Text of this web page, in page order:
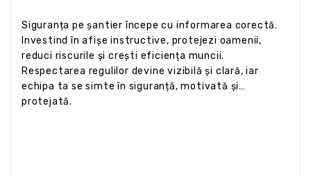
Siguranța pe șantier începe cu informarea corectă.
Investind în afișe instructive, protejezi oamenii,
reduci riscurile și crești eficiența muncii.
Respectarea regulilor devine vizibilă și clară, iar
echipa ta se simte în siguranță, motivată și
protejată.